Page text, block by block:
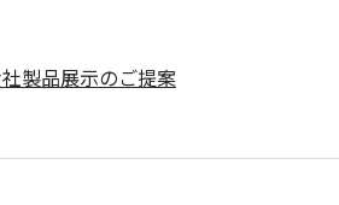
製品展示のご提案